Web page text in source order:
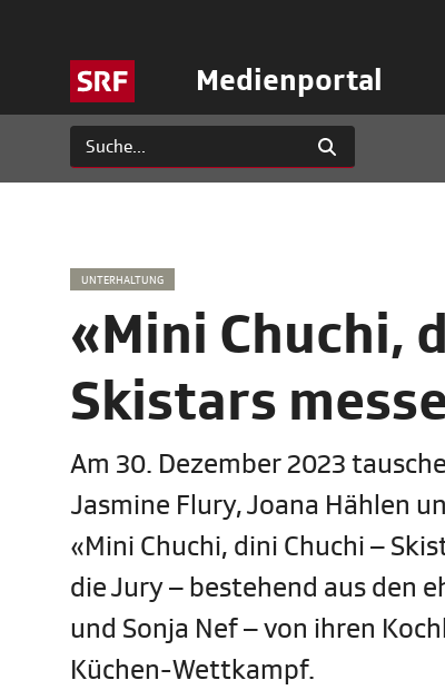
Medienportal
UNTERHALTUNG
«Mini Chuchi,
Skistars
Am 30. Dezember 2023
Jasmine Flury, Joana Hählen
«Mini Chuchi, dini Chuchi –
die Jury – bestehend aus den
und Sonja Nef – von ihren
Küchen-Wettkampf.